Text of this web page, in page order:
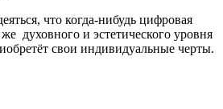
что когда-нибудь цифровая
духовного и эстетического уровня
свои индивидуальные черты.